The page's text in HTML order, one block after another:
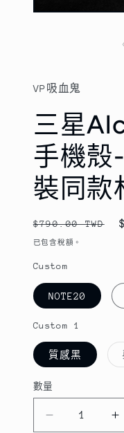
中
多
媒
體
檔
案
1
VP吸血鬼
三星
手機殼
裝同款
定
價
$790.00 TWD
已包含稅額。
Custom
NOTE20
Custom 1
質感黑
數
數量